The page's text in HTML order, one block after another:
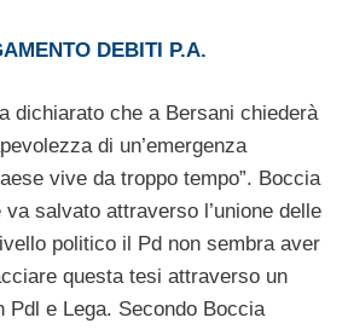
DEBITI P.A.
dichiarato che a Bersani chiederà
di un’emergenza
vive da troppo tempo”. Boccia
salvato attraverso l’unione delle
politico il Pd non sembra aver
questa tesi attraverso un
Pdl e Lega. Secondo Boccia